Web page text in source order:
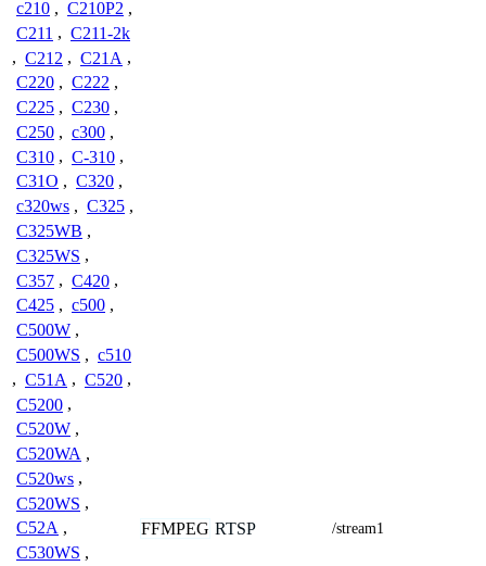
c210 , C210P2 ,
C211 , C211-2k
, C212 , C21A ,
C220 , C222 ,
C225 , C230 ,
C250 , c300 ,
C310 , C-310 ,
C31O , C320 ,
c320ws , C325 ,
C325WB ,
C325WS ,
C357 , C420 ,
C425 , c500 ,
C500W ,
C500WS , c510
, C51A , C520 ,
C5200 ,
C520W ,
C520WA ,
C520ws ,
C520WS ,
C52A ,
C530WS ,
FFMPEG RTSP /stream1